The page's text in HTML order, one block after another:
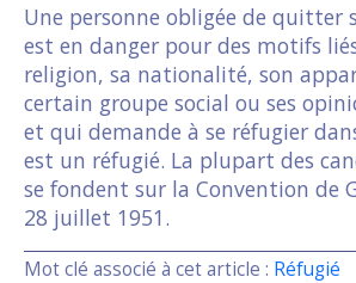
Une personne obligée de quitter
est en danger pour des motifs
religion, sa nationalité, son
certain groupe social ou ses
et qui demande à se réfugier
est un réfugié. La plupart des
se fondent sur la Convention de
28 juillet 1951.
Mot clé associé à cet article : Réfugié